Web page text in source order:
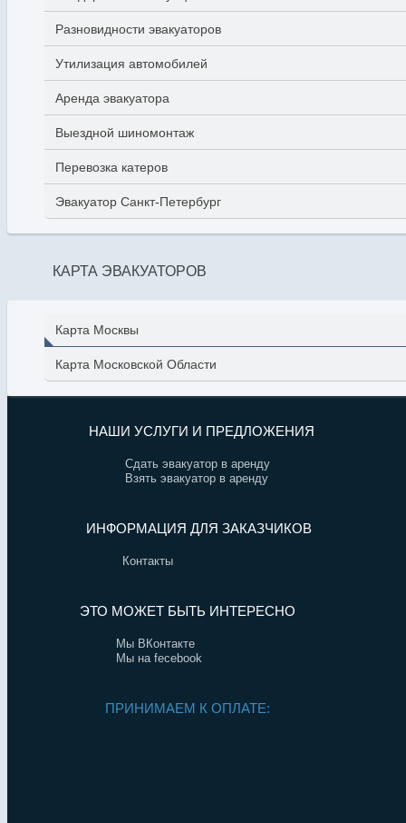
Разновидности эвакуаторов
Утилизация автомобилей
Аренда эвакуатора
Выездной шиномонтаж
Перевозка катеров
Эвакуатор Санкт-Петербург
КАРТА ЭВАКУАТОРОВ
Карта Москвы
Карта Московской Области
НАШИ УСЛУГИ И ПРЕДЛОЖЕНИЯ
Сдать эвакуатор в аренду
Взять эвакуатор в аренду
ИНФОРМАЦИЯ ДЛЯ ЗАКАЗЧИКОВ
Контакты
ЭТО МОЖЕТ БЫТЬ ИНТЕРЕСНО
Мы ВКонтакте
Мы на fecebook
ПРИНИМАЕМ К ОПЛАТЕ: